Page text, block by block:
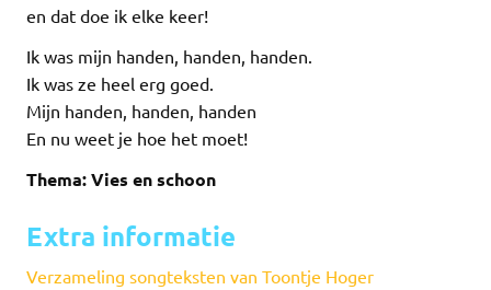
en dat doe ik elke keer!
Ik was mijn handen, handen, handen.
Ik was ze heel erg goed.
Mijn handen, handen, handen
En nu weet je hoe het moet!
Thema: Vies en schoon
Extra informatie
Verzameling songteksten van Toontje Hoger